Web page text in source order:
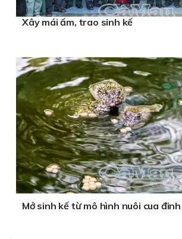
Xây mái ấm, trao sinh kế
Mở sinh kế từ mô hình nuôi cua đinh